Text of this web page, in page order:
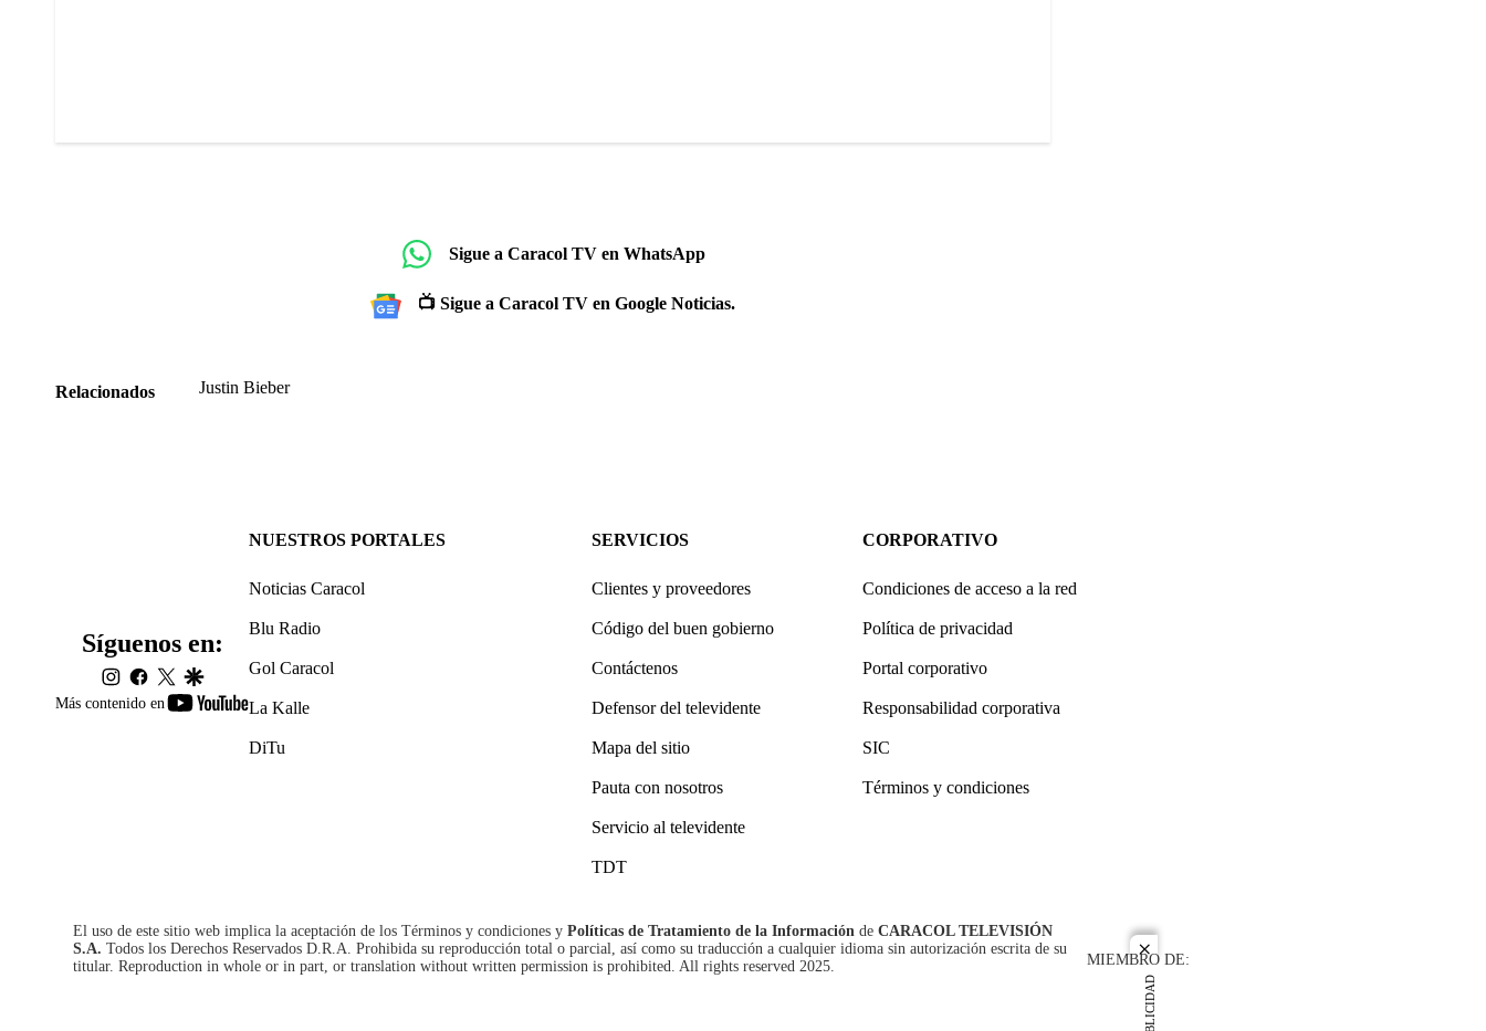
close
PUBLICIDAD
Sigue a Caracol TV en WhatsApp
📺 Sigue a Caracol TV en Google Noticias.
Relacionados Justin Bieber
Más contenido en
youtube-
Síguenos en:
instagram
facebook
twittergoogle
NUESTROS PORTALES
Noticias Caracol
Blu Radio
Gol Caracol
La Kalle
DiTu
SERVICIOS
Clientes y proveedores
Código del buen gobierno
Contáctenos
Defensor del televidente
Mapa del sitio
Pauta con nosotros
Servicio al televidente
TDT
CORPORATIVO
Condiciones de acceso a la red
Política de privacidad
Portal corporativo
Responsabilidad corporativa
SIC
Términos y condiciones
El uso de este sitio web implica la aceptación de los Términos y condiciones y Políticas de Tratamiento de la Información de CARACOL TELEVISIÓN
S.A. Todos los Derechos Reservados D.R.A. Prohibida su reproducción total o parcial, así como su traducción a cualquier idioma sin autorización escrita de su
titular. Reproduction in whole or in part, or translation without written permission is prohibited. All rights reserved 2025.
MIEMBRO DE: